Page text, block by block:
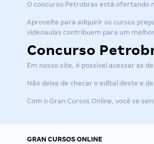
O concurso Petrobras está ofertando
Aproveite para adquirir os cursos
videoaulas contribuem para um
Concurso
Em nosso site, é possível acessar as
Não deixe de checar o edital deste e
Com o Gran Cursos Online, você se
GRAN CURSOS ONLINE